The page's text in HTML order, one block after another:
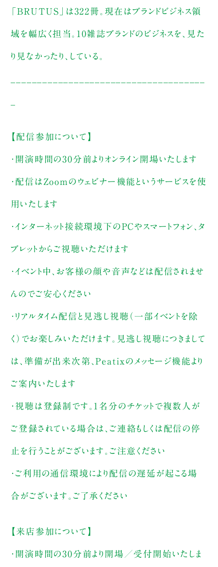
「BRUTUS」は322冊。現在はブランドビジネス領
域を幅広く担当。10雑誌ブランドのビジネスを、見た
り見なかったり、している。
【配信参加について】
・開演時間の30分前よりオンライン開場いたします
・配信はZoomのウェビナー機能というサービスを使
用いたします
・インターネット接続環境下のPCやスマートフォン、タ
ブレットからご視聴いただけます
・イベント中、お客様の顔や音声などは配信されませ
んのでご安心ください
・リアルタイム配信と見逃し視聴（一部イベントを除
く）でお楽しみいただけます。見逃し視聴につきまして
は、準備が出来次第、Peatixのメッセージ機能より
ご案内いたします
・視聴は登録制です。1名分のチケットで複数人が
ご登録されている場合は、ご連絡もしくは配信の停
止を行うことがございます。ご注意ください
・ご利用の通信環境により配信の遅延が起こる場
合がございます。ご了承ください
【来店参加について】
・開演時間の30分前より開場／受付開始いたしま